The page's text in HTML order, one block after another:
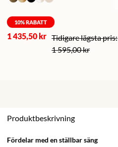
10% RABATT
1 435,50 kr
1 595,00 kr
Produktbeskrivning
Fördelar med en ställbar säng